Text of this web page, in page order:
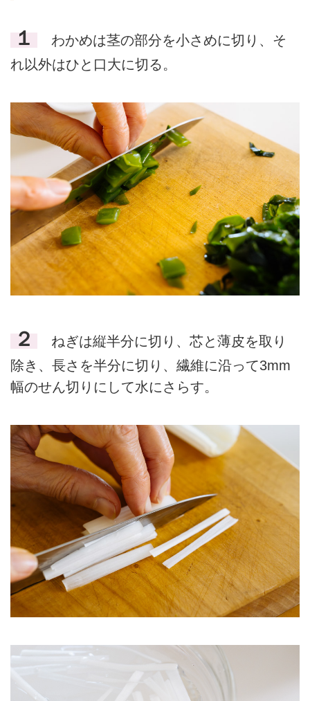
１
わかめは茎の部分を小さめに切り、そ
れ以外はひと口大に切る。
２
ねぎは縦半分に切り、芯と薄皮を取り
除き、長さを半分に切り、繊維に沿って3mm
幅のせん切りにして水にさらす。